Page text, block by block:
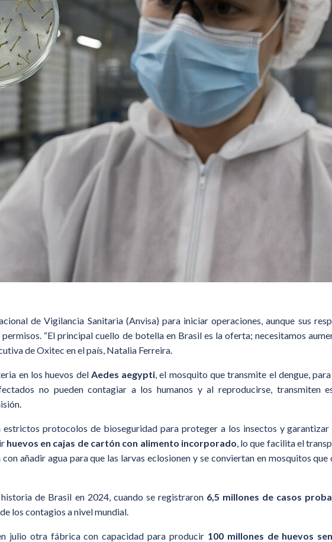
de Vigilancia Sanitaria (Anvisa) para iniciar operaciones, aunque sus
“El principal cuello de botella en Brasil es la oferta; necesitamos
de Oxitec en el país, Natalia Ferreira.
en los huevos del Aedes aegypti, el mosquito que transmite el dengue,
no pueden contagiar a los humanos y al reproducirse, transmiten
estrictos protocolos de bioseguridad para proteger a los insectos y
huevos en cajas de cartón con alimento incorporado, lo que facilita el
añadir agua para que las larvas eclosionen y se conviertan en mosquitos
de Brasil en 2024, cuando se registraron 6,5 millones de casos
los contagios a nivel mundial.
julio otra fábrica con capacidad para producir 100 millones de huevos